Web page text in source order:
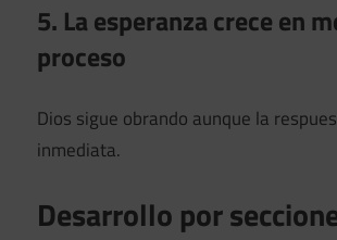
5. La esperanza crece en
proceso
Dios sigue obrando aunque la
inmediata.
Desarrollo por